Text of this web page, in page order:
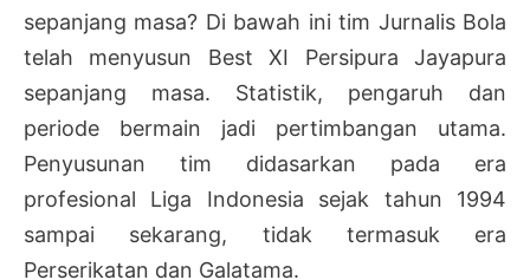
sepanjang masa? Di bawah ini tim Jurnalis Bola
telah menyusun Best XI Persipura Jayapura
sepanjang masa. Statistik, pengaruh dan
periode bermain jadi pertimbangan utama.
Penyusunan tim didasarkan pada era
profesional Liga Indonesia sejak tahun 1994
sampai sekarang, tidak termasuk era
Perserikatan dan Galatama.